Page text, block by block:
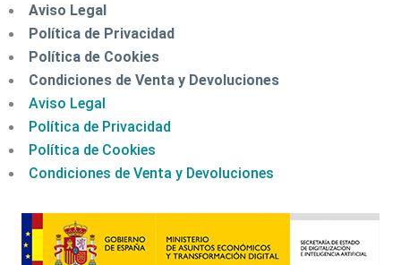
Aviso Legal
Política de Privacidad
Política de Cookies
Condiciones de Venta y Devoluciones
Aviso Legal
Política de Privacidad
Política de Cookies
Condiciones de Venta y Devoluciones